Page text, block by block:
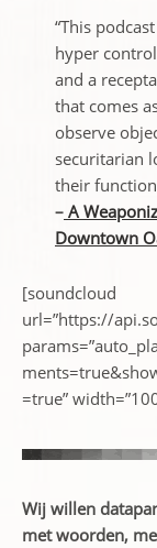
“This
hyper
and a
that comes
observe
securitarian
their
– A
Downtown
[soundcloud
url=”https://
=true”
Wij willen
met woorden,